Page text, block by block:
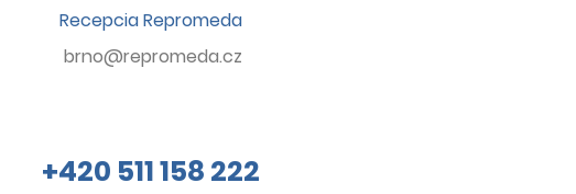
Recepcia Repromeda
brno@repromeda.cz
+420 511 158 222